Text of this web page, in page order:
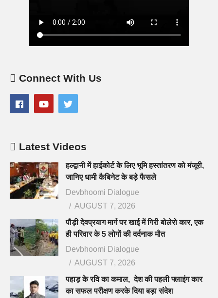
Connect With Us
Latest Videos
हल्द्वानी में हाईकोर्ट के लिए भूमि हस्तांतरण को मंजूरी,
जानिए धामी कैबिनेट के बड़े फैसले
Devbhoomi Dialogue
AUGUST 7, 2026
पौड़ी देवप्रयाग मार्ग पर खाई में गिरी बोलेरो कार, एक
ही परिवार के 5 लोगों की दर्दनाक मौत
Devbhoomi Dialogue
AUGUST 7, 2026
पहाड़ के रवि का कमाल, देश की पहली फ्लाइंग कार
का सफल परीक्षण करके दिया बड़ा संदेश